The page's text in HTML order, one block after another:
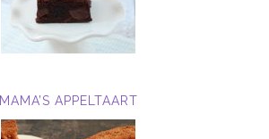
MAMA’S APPELTAART